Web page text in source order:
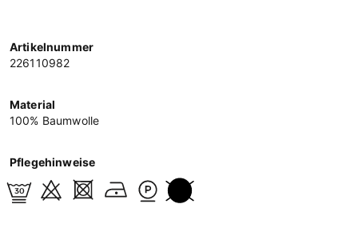
Artikelnummer
226110982
Material
100% Baumwolle
Pflegehinweise